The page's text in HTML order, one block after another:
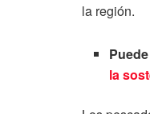
la región.
la